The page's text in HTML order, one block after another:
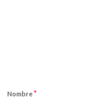
Nombre*